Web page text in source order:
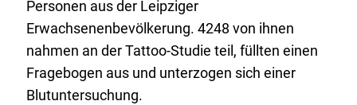
r
L
i
n
Personen aus der Leipziger
Erwachsenenbevölkerung. 4248 von ihnen
nahmen an der Tattoo-Studie teil, füllten einen
Fragebogen aus und unterzogen sich einer
Blutuntersuchung.